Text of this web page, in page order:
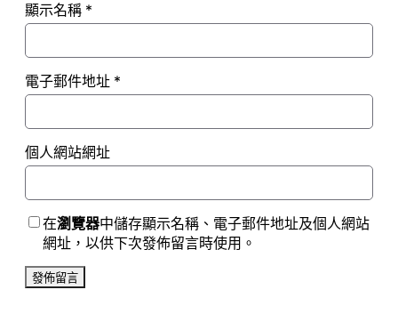
顯示名稱 *
電子郵件地址 *
個人網站網址
在瀏覽器中儲存顯示名稱、電子郵件地址及個人網站
網址，以供下次發佈留言時使用。